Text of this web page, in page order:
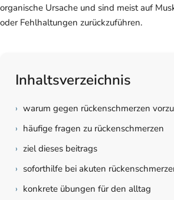
organische Ursache und sind meist auf
oder Fehlhaltungen zurückzuführen.
Inhaltsverzeichnis
› warum gegen rückenschmerzen
› häufige fragen zu rückenschmerzen
› ziel dieses beitrags
› soforthilfe bei akuten
› konkrete übungen für den alltag